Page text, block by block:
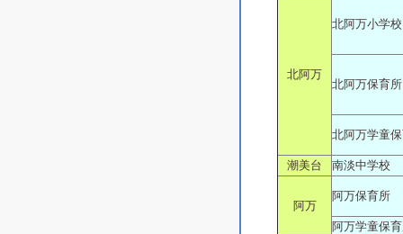
北阿万
北阿万小学校
北阿万保育所
北阿万学童
潮美台 南淡中学校
阿万
阿万保育所
阿万学童保